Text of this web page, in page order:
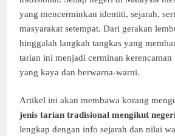
yang mencerminkan identiti, sejarah,
masyarakat setempat. Dari gerakan
hinggalah langkah tangkas yang
tarian ini menjadi cerminan kerencaman
yang kaya dan berwarna-warni.
Artikel ini akan membawa korang
jenis tarian tradisional mengikut
lengkap dengan info sejarah dan nilai